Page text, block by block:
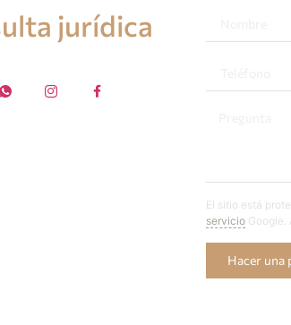
jurídica
El sitio está
servicio Google.
Hacer una